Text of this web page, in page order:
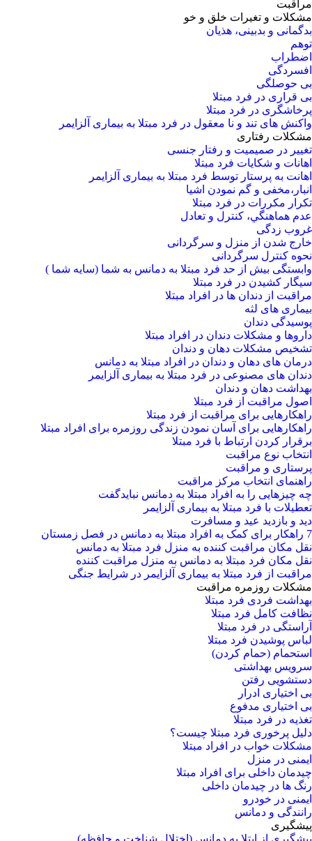
مراقبت
مشکلات و تغیرات خلق و خو
بدگمانی و بدبینی، هذیان
توهم
اضطراب
افسردگی
بی حوصلگی
بی قراری در فرد مبتلا
پرخاشگری در فرد مبتلا
واکنش های تند و نا معقول در فرد مبتلا به بیماری آلزایمر
مشکلات رفتاری
تغییر در صمیمیت و رفتار جنسی
اهانات و شکایات فرد مبتلا
اهانت به پرستار توسط فرد مبتلا به بیماری آلزایمر
انبار،مخفی و گم نمودن اشیا
تکرار مکررات در فرد مبتلا
عدم هماهنگي، كنترل و تعادل
غروب زدگی
خارج شدن از منزل و سرگردانی
نحوه کنترل سرگردانی
وابستگی بیش از حد فرد مبتلا به دمانس به شما (سایه شما )
سیگار کشیدن در فرد مبتلا
مراقبت از دندان ها در افراد مبتلا
بیماری های لثه
پوسیدگی دندان
داروها و مشکلات دندان در افراد مبتلا
تشخیص مشکلات دهان و دندان
درمان های دهان و دندان در افراد مبتلا به دمانس
دندان های مصنوعی در فرد مبتلا به بیماری آلزایمر
بهداشت دهان و دندان
اصول مراقبت از فرد مبتلا
راهکارهایی برای مراقبت از فرد مبتلا
راهکارهایی برای آسان نمودن زندگی روزمره برای افراد مبتلا
برقرار کردن ارتباط با فرد مبتلا
انتخاب نوع مراقبت
پرستاری و مراقبت
راهنمای انتخاب مرکز مراقبت
چه چیزهایی را به افراد مبتلا به دمانس نبایدگفت
تعطیلات با فرد مبتلا به بیماری آلزایمر
دید و بازدید عید و مسافرت
7 راهکار برای کمک به افراد مبتلا به دمانس در فصل زمستان
نقل مکان مراقبت کننده به منزل فرد مبتلا به دمانس
نقل مکان فرد مبتلا به دمانس به منزل مراقبت کننده
مراقبت از فرد مبتلا به بیماری آلزایمر در شرایط جنگی
مشکلات روزمره مراقبت
بهداشت فردی فرد مبتلا
نظافت کامل فرد مبتلا
آراستگی در فرد مبتلا
لباس پوشیدن فرد مبتلا
استحمام (حمام کردن)
سرویس بهداشتی
دستشویی رفتن
بی اختیاری ادرار
بی اختیاری مدفوع
تغذیه در فرد مبتلا
دلیل پرخوری فرد مبتلا چیست؟
مشکلات خواب در افراد مبتلا
ایمنی در منزل
چیدمان داخلی برای افراد مبتلا
رنگ ها در چیدمان داخلی
ایمنی در خودرو
رانندگی و دمانس
پیشگیری
پیشگیری از ابتلا به دمانس (اختلال شناخت و حافظه)